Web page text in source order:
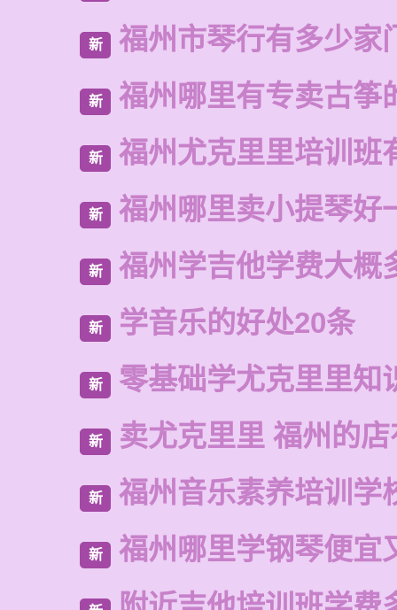
新 福州市琴行有多少家
新 福州哪里有专卖古筝
新 福州尤克里里培训班
新 福州哪里卖小提琴好
新 福州学吉他学费大概
新 学音乐的好处20条
新 零基础学尤克里里知
新 卖尤克里里 福州的
新 福州音乐素养培训学
新 福州哪里学钢琴便宜